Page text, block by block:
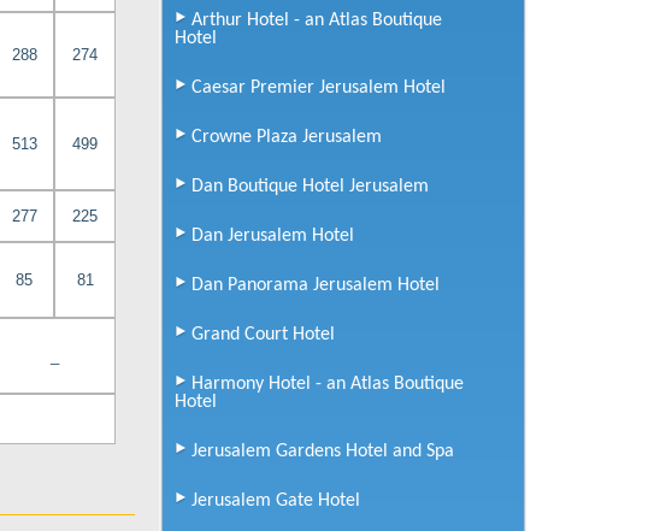
288
274
513
499
277 225
85
81
Harmony Hotel - an Atlas Boutique
Hotel
от113 $
Подробнее
Jerusalem Gardens Hotel and Spa
Подробнее
Jerusalem Gate Hotel
от 68 $
Arthur Hotel - an Atlas Boutique
Hotel
Caesar Premier Jerusalem Hotel
Crowne Plaza Jerusalem
Dan Boutique Hotel Jerusalem
Dan Jerusalem Hotel
Dan Panorama Jerusalem Hotel
Grand Court Hotel
Harmony Hotel - an Atlas Boutique
Hotel
Jerusalem Gardens Hotel and Spa
Jerusalem Gate Hotel